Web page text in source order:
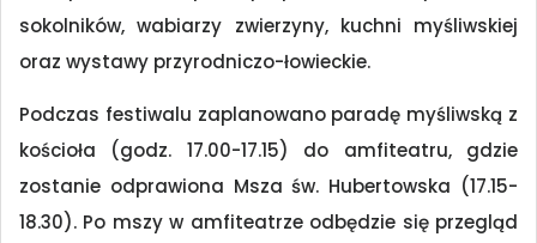
sokolników, wabiarzy zwierzyny, kuchni myśliwskiej
oraz wystawy przyrodniczo-łowieckie.
Podczas festiwalu zaplanowano paradę myśliwską z
kościoła (godz. 17.00-17.15) do amfiteatru, gdzie
zostanie odprawiona Msza św. Hubertowska (17.15-
18.30). Po mszy w amfiteatrze odbędzie się przegląd